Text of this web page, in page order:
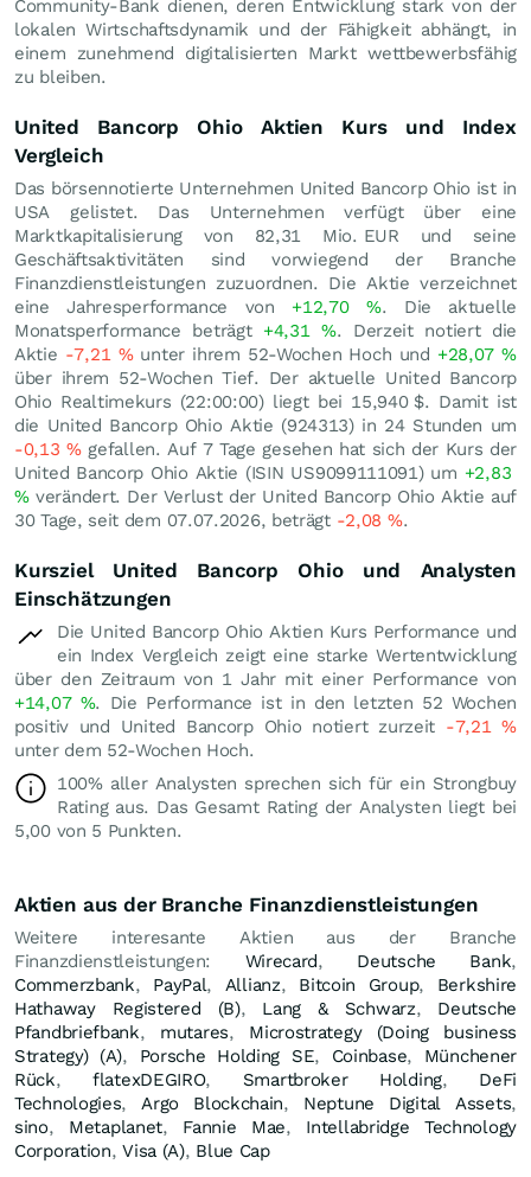
Community-Bank dienen, deren Entwicklung stark von der
lokalen Wirtschaftsdynamik und der Fähigkeit abhängt, in
einem zunehmend digitalisierten Markt wettbewerbsfähig
zu bleiben.
United Bancorp Ohio Aktien Kurs und Index
Vergleich
Das börsennotierte Unternehmen United Bancorp Ohio ist in
USA gelistet. Das Unternehmen verfügt über eine
Marktkapitalisierung von 82,31 Mio. EUR und seine
Geschäftsaktivitäten sind vorwiegend der Branche
Finanzdienstleistungen zuzuordnen. Die Aktie verzeichnet
eine Jahresperformance von +12,70 %. Die aktuelle
Monatsperformance beträgt +4,31%. Derzeit notiert die
Aktie -7,21 %unter ihrem 52-Wochen Hoch und +28,07%
über ihrem 52-Wochen Tief. Der aktuelle United Bancorp
Ohio Realtimekurs (22:00:00) liegt bei 15,940 $. Damit ist
die United Bancorp Ohio Aktie (924313) in 24 Stunden um
-0,13%gefallen. Auf 7 Tage gesehen hat sich der Kurs der
United Bancorp Ohio Aktie (ISIN US9099111091) um +2,83
%verändert. Der Verlust der United Bancorp Ohio Aktie auf
30 Tage, seit dem 07.07.2026, beträgt -2,08 %.
Kursziel United Bancorp Ohio und Analysten
Einschätzungen
Die United Bancorp Ohio Aktien Kurs Performance und
ein Index Vergleich zeigt eine starke Wertentwicklung
über den Zeitraum von 1 Jahr mit einer Performance von
+14,07 %. Die Performance ist in den letzten 52 Wochen
positiv und United Bancorp Ohio notiert zurzeit -7,21%
unter dem 52-Wochen Hoch.
100% aller Analysten sprechen sich für ein Strongbuy
Rating aus. Das Gesamt Rating der Analysten liegt bei
5,00 von 5 Punkten.
Aktien aus der Branche Finanzdienstleistungen
Weitere interesante Aktien aus der Branche
Finanzdienstleistungen: Wirecard, Deutsche Bank,
Commerzbank, PayPal, Allianz, Bitcoin Group, Berkshire
Hathaway Registered (B), Lang & Schwarz, Deutsche
Pfandbriefbank, mutares, Microstrategy (Doing business
Strategy) (A), Porsche Holding SE, Coinbase, Münchener
Rück,flatexDEGIRO, Smartbroker Holding, DeFi
Technologies,Argo Blockchain, Neptune Digital Assets,
sino, Metaplanet, Fannie Mae, Intellabridge Technology
Corporation,Visa (A), Blue Cap